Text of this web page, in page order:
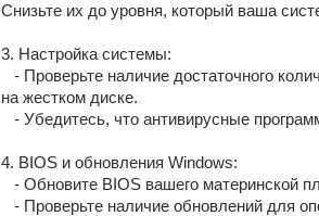
Снизьте их до уровня, который ваша
3. Настройка системы:
на жестком диске.
- Убедитесь, что антивирусные
4. BIOS и обновления Windows:
- Обновите BIOS вашего материнской
- Проверьте наличие обновлений для